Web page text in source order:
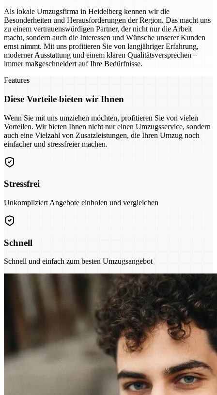
Als lokale Umzugsfirma in Heidelberg kennen wir die
Besonderheiten und Herausforderungen der Region. Das macht uns
zu einem vertrauenswürdigen Partner, der nicht nur die Arbeit
macht, sondern auch die Interessen und Wünsche unserer Kunden
ernst nimmt. Mit uns profitieren Sie von langjähriger Erfahrung,
moderner Ausstattung und einem klaren Qualitätsversprechen –
immer maßgeschneidert auf Ihre Bedürfnisse.
Features
Diese Vorteile bieten wir Ihnen
Wenn Sie mit uns umziehen möchten, profitieren Sie von vielen
Vorteilen. Wir bieten Ihnen nicht nur einen Umzugsservice, sondern
auch eine Vielzahl von Zusatzleistungen, die Ihren Umzug noch
einfacher und stressfreier machen.
Stressfrei
Unkompliziert Angebote einholen und vergleichen
Schnell
Schnell und einfach zum besten Umzugsangebot